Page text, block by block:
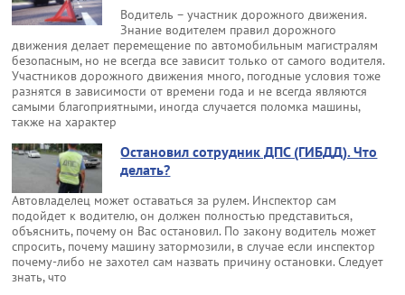
Водитель – участник дорожного движения.
Знание водителем правил дорожного
движения делает перемещение по автомобильным магистралям
безопасным, но не всегда все зависит только от самого водителя.
Участников дорожного движения много, погодные условия тоже
разнятся в зависимости от времени года и не всегда являются
самыми благоприятными, иногда случается поломка машины,
также на характер
Остановил сотрудник ДПС (ГИБДД). Что
делать?
Автовладелец может оставаться за рулем. Инспектор сам
подойдет к водителю, он должен полностью представиться,
объяснить, почему он Вас остановил. По закону водитель может
спросить, почему машину затормозили, в случае если инспектор
почему-либо не захотел сам назвать причину остановки. Следует
знать, что